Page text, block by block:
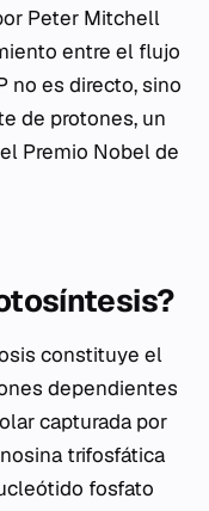
Peter Mitchell
entre el flujo
no es directo, sino
de protones, un
Premio Nobel de
constituye el
dependientes
capturada por
trifosfática
fosfato